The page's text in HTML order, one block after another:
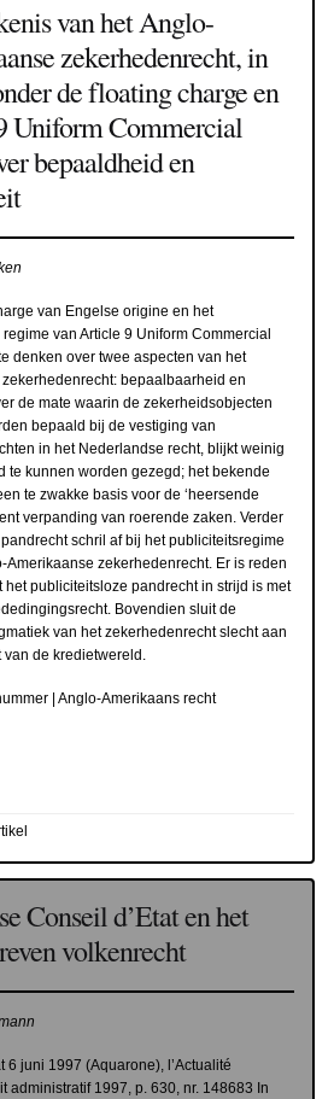
van het Anglo-
zekerhedenrecht, in
de floating charge en
Uniform Commercial
bepaaldheid en
van Engelse origine en het
van Article 9 Uniform Commercial
denken over twee aspecten van het
bepaalbaarheid en
de mate waarin de zekerheidsobjecten
bepaald bij de vestiging van
in het Nederlandse recht, blijkt weinig
te kunnen worden gezegd; het bekende
te zwakke basis voor de ‘heersende
verpanding van roerende zaken. Verder
schril af bij het publiciteitsregime
Amerikaanse zekerhedenrecht. Er is reden
het publiciteitsloze pandrecht in strijd is met
Bovendien sluit de
van het zekerhedenrecht slecht aan
de kredietwereld.
| Anglo-Amerikaans recht
Conseil d’Etat en het
volkenrecht
6 juni 1997 (Aquarone), l’Actualité
administratif 1997, p. 630, nr. 148683 In